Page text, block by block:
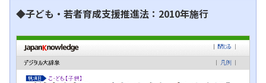
◆子ども・若者育成支援推進法：2010年施行